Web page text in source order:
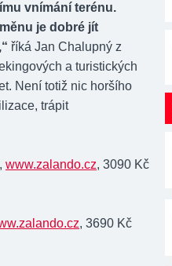
vnímání terénu.
je dobré jít
říká Jan Chalupný z
a turistických
Není totiž nic horšího
trápit
www.zalando.cz, 3090 Kč
, 3690 Kč